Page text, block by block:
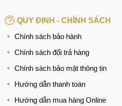
Cảm ơn quý khách đã quan
Lumia 730 giá ưu đãi
Hình ảnh: Đội ngũ kỹ thuật viên
QUY ĐỊNH - CHÍNH SÁCH
Chính sách bảo hành
Chính sách đổi trả hàng
Chính sách bảo mật thông tin
Hướng dẫn thanh toán
Hướng dẫn mua hàng Online